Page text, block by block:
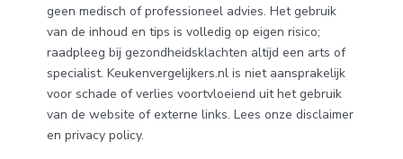
geen medisch of professioneel advies. Het gebruik
van de inhoud en tips is volledig op eigen risico;
raadpleeg bij gezondheidsklachten altijd een arts of
specialist. Keukenvergelijkers.nl is niet aansprakelijk
voor schade of verlies voortvloeiend uit het gebruik
van de website of externe links. Lees onze disclaimer
en privacy policy.